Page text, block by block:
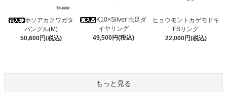
ホソアカクワガタ
バングル(M)
50,600円(税込)
K10×Silver 虫足ダ
イヤリング
49,500円(税込)
ヒョウモントカゲモドキ
FSリング
22,000円(税込)
もっと見る